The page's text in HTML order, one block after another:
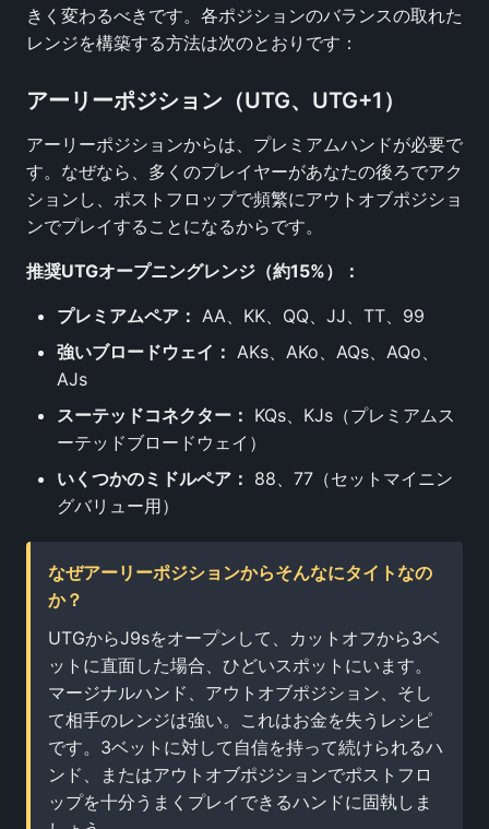
きく変わるべきです。各ポジションのバランスの取れた
レンジを構築する方法は次のとおりです：
アーリーポジション（UTG、UTG+1）
アーリーポジションからは、プレミアムハンドが必要で
す。なぜなら、多くのプレイヤーがあなたの後ろでアク
ションし、ポストフロップで頻繁にアウトオブポジショ
ンでプレイすることになるからです。
推奨UTGオープニングレンジ（約15%）：
プレミアムペア： AA、KK、QQ、JJ、TT、99
強いブロードウェイ： AKs、AKo、AQs、AQo、
AJs
スーテッドコネクター： KQs、KJs（プレミアムス
ーテッドブロードウェイ）
いくつかのミドルペア： 88、77（セットマイニン
グバリュー用）
なぜアーリーポジションからそんなにタイトなの
か？
UTGからJ9sをオープンして、カットオフから3ベ
ットに直面した場合、ひどいスポットにいます。
マージナルハンド、アウトオブポジション、そし
て相手のレンジは強い。これはお金を失うレシピ
です。3ベットに対して自信を持って続けられるハ
ンド、またはアウトオブポジションでポストフロ
ップを十分うまくプレイできるハンドに固執しま